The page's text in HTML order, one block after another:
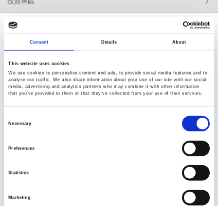
Consent Details About
This website uses cookies
We use cookies to personalise content and ads, to provide social media features and to
analyse our traffic. We also share information about your use of our site with our social
media, advertising and analytics partners who may combine it with other information
that you’ve provided to them or that they’ve collected from your use of their services.
Selection
Necessary
Preferences
Statistics
Marketing
Renew or change your cookie consent
Copyright © 2026 固緯電子實業股份有限公司 版權所有
使用條款
隱私政策